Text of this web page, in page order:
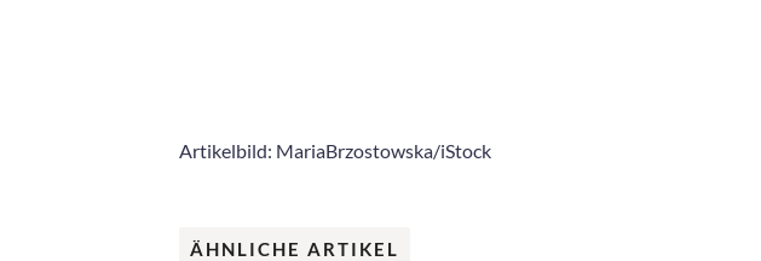
Artikelbild: MariaBrzostowska/iStock
ÄHNLICHE ARTIKEL